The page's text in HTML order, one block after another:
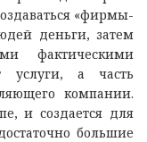
«фирмы-
деньги, затем
фактическими
услуги, а часть
компании.
и создается для
большие